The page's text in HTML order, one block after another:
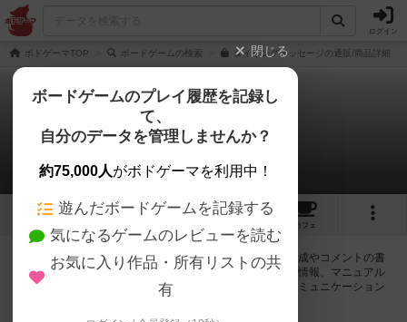
ログイン
ボドゲーマTOP ボードゲームの検索 ダイイングメッセージの通販/商品詳細
ダイイングメッセージ
0件の掲示板
7 3 1
カフェ
ログインするとダイイングメッセージに関する掲示板の作成やコメントの書
き込みが出来るようになります。ルールの疑問やエラッタ情報、マニュアル
では判断し辛い曖昧な表記等について会員同士で自由にコミュニケーション
閉じる
ボードゲームのプレイ履歴を記録し
て、
自分のデータを管理しませんか？
約75,000人がボドゲーマを利用中！
遊んだボードゲームを記録する
気になるゲームのレビューを読む
お気に入り作品・所有リストの共
有